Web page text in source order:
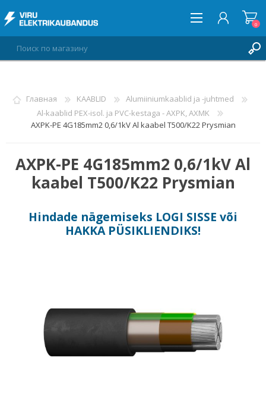
ВОЙТИ
СПИСОК ПОЖЕЛАНИЙ
0
0
Главная KAABLID
Alumiiniumkaablid ja -juhtmed
Al-kaablid PEX-isol. ja PVC-kestaga - AXPK, AXMK
AXPK-PE 4G185mm2 0,6/1kV Al kaabel T500/K22 Prysmian
AXPK-PE 4G185mm2 0,6/1kV Al
kaabel T500/K22 Prysmian
Hindade nägemiseks LOGI SISSE või
HAKKA PÜSIKLIENDIKS!